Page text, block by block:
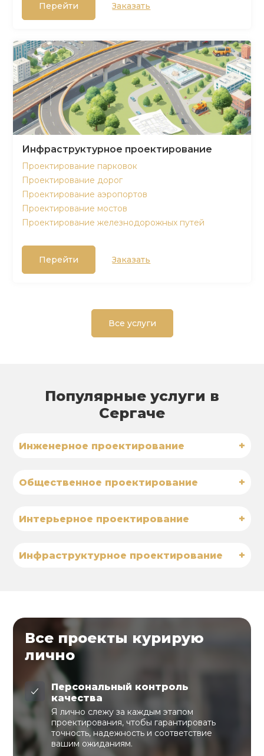
Перейти Заказать
Инфраструктурное проектирование
Проектирование парковок
Проектирование дорог
Проектирование аэропортов
Проектирование мостов
Проектирование железнодорожных путей
Перейти Заказать
Все услуги
Популярные услуги в
Сергаче
Инженерное проектирование +
Общественное проектирование +
Интерьерное проектирование +
Инфраструктурное проектирование +
Все проекты курирую
лично
Персональный контроль
качества
Я лично слежу за каждым этапом
проектирования, чтобы гарантировать
точность, надежность и соответствие
вашим ожиданиям.